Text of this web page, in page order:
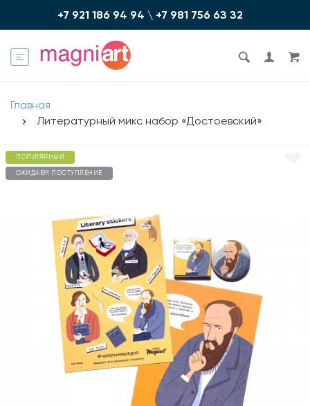
+7 921 186 94 94 \ +7 981 756 6З З2
Главная
Литературный микс набор «Достоевский»
ПОПУЛЯРНЫЙ
ОЖИДАЕМ ПОСТУПЛЕНИЕ